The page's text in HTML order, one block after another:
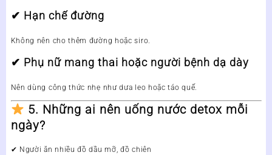
✔ Hạn chế đường
Không nên cho thêm đường hoặc siro.
✔ Phụ nữ mang thai hoặc người bệnh dạ dày
Nên dùng công thức nhẹ như dưa leo hoặc táo quế.
5. Những ai nên uống nước detox mỗi
ngày?
✔ Người ăn nhiều đồ dầu mỡ, đồ chiên